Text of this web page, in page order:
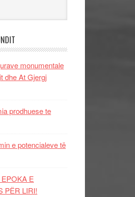
monumentale
dhe At Gjergj
prodhuese te
e potencialeve të
E
PЁR LIRI!